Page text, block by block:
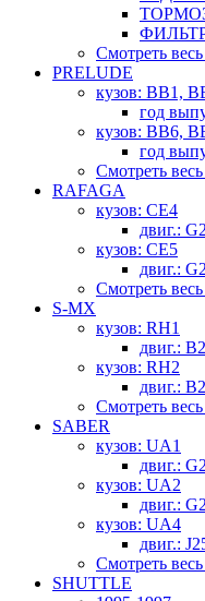
Смотреть
PRELUDE
кузов: BB1,
год
кузов: BB6,
год
Смотреть
RAFAGA
кузов: CE4
двиг.:
кузов: CE5
двиг.:
Смотреть
S-MX
кузов: RH1
двиг.:
кузов: RH2
двиг.:
Смотреть
SABER
кузов: UA1
двиг.:
кузов: UA2
двиг.:
кузов: UA4
двиг.:
Смотреть
SHUTTLE